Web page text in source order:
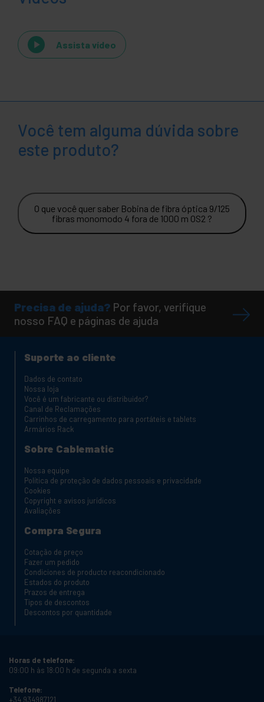
Assista vídeo
Você tem alguma dúvida sobre
este produto?
O que você quer saber Bobina de fibra óptica 9/125
fibras monomodo 4 fora de 1000 m OS2 ?
Precisa de ajuda? Por favor, verifique
nosso FAQ e páginas de ajuda
Suporte ao cliente
Dados de contato
Nossa loja
Você é um fabricante ou distribuidor?
Canal de Reclamações
Carrinhos de carregamento para portáteis e tablets
Armários Rack
Sobre Cablematic
Nossa equipe
Política de proteção de dados pessoais e privacidade
Cookies
Copyright e avisos jurídicos
Avaliações
Compra Segura
Cotação de preço
Fazer um pedido
Condiciones de producto reacondicionado
Estados do produto
Prazos de entrega
Tipos de descontos
Descontos por quantidade
Horas de telefone:
09:00 h às 18:00 h de segunda a sexta
Telefone:
+34 934987121